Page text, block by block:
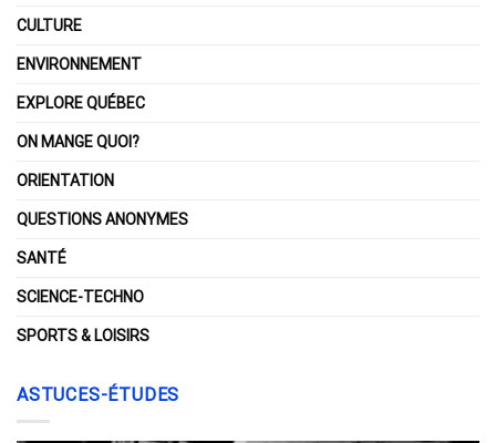
CULTURE
ENVIRONNEMENT
EXPLORE QUÉBEC
ON MANGE QUOI?
ORIENTATION
QUESTIONS ANONYMES
SANTÉ
SCIENCE-TECHNO
SPORTS & LOISIRS
ASTUCES-ÉTUDES